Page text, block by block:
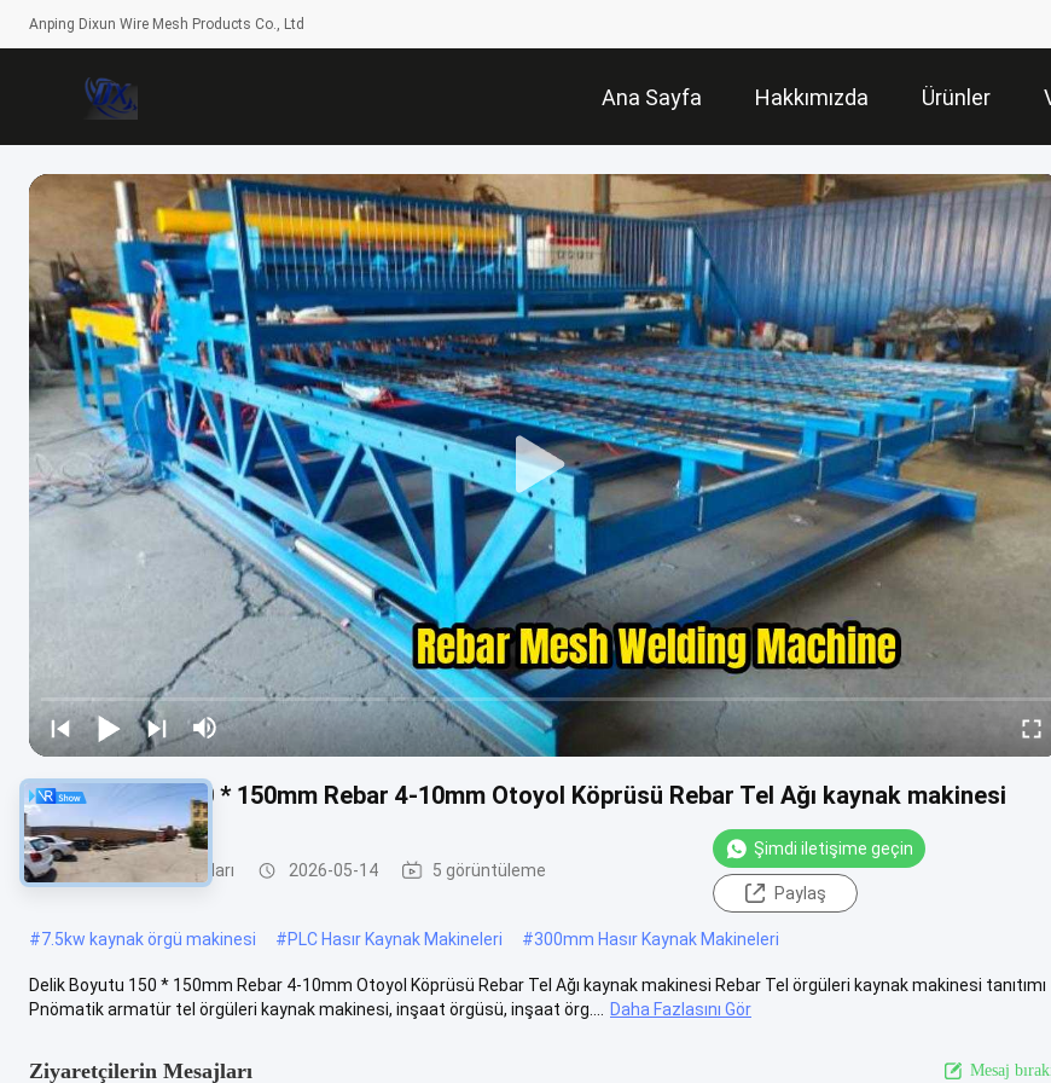
Anping Dixun Wire Mesh Products Co., Ltd
Ana Sayfa Hakkımızda Ürünler
Delik Boyutu 150 * 150mm Rebar 4-10mm Otoyol Köprüsü Rebar Tel Ağı kaynak makinesi
Hasır Kaynak Makinaları 2026-05-14 5 görüntüleme
Şimdi iletişime geçin
Paylaş
#7.5kw kaynak örgü makinesi #PLC Hasır Kaynak Makineleri #300mm Hasır Kaynak Makineleri
Delik Boyutu 150 * 150mm Rebar 4-10mm Otoyol Köprüsü Rebar Tel Ağı kaynak makinesi Rebar Tel örgüleri kaynak makinesi tanıtımı
Pnömatik armatür tel örgüleri kaynak makinesi, inşaat örgüsü, inşaat örg....
Daha Fazlasını Gör
Ziyaretçilerin Mesajları Mesaj